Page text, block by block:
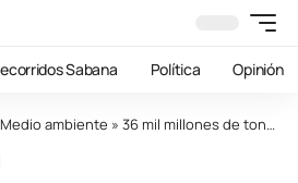
Sabana Política Opinión
Medio ambiente » 36 mil millones de toneladas de tierra fértil se pierden anualmente por la erosión